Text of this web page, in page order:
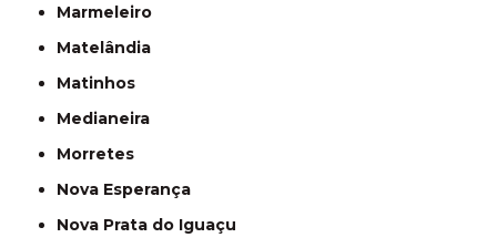
Marmeleiro
Matelândia
Matinhos
Medianeira
Morretes
Nova Esperança
Nova Prata do Iguaçu